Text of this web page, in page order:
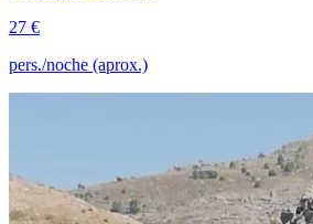
27 €
pers./noche (aprox.)